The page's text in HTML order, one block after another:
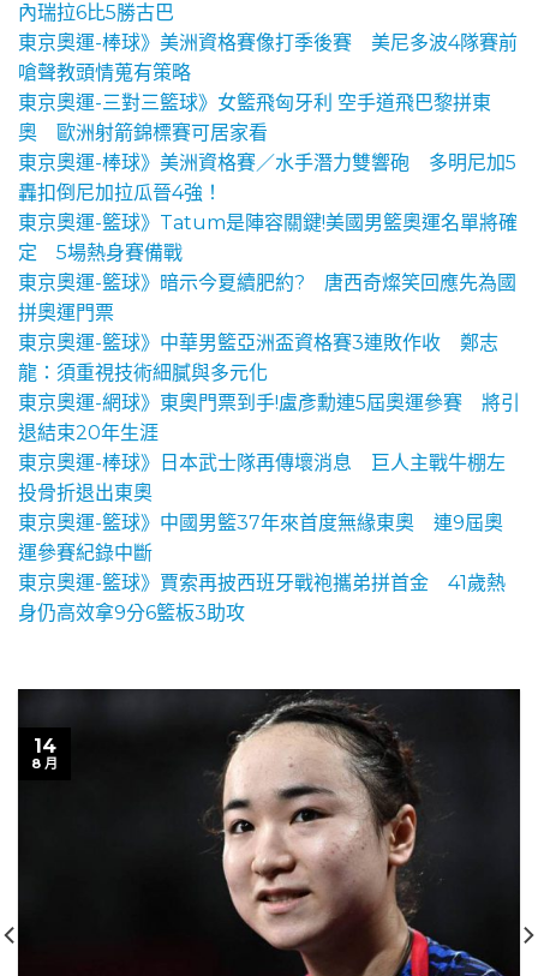
內瑞拉6比5勝古巴
東京奧運-棒球》美洲資格賽像打季後賽 美尼多波4隊賽前
嗆聲教頭情蒐有策略
東京奧運-三對三籃球》女籃飛匈牙利 空手道飛巴黎拼東
奧 歐洲射箭錦標賽可居家看
東京奧運-棒球》美洲資格賽／水手潛力雙響砲 多明尼加5
轟扣倒尼加拉瓜晉4強！
東京奧運-籃球》Tatum是陣容關鍵!美國男籃奧運名單將確
定 5場熱身賽備戰
東京奧運-籃球》暗示今夏續肥約? 唐西奇燦笑回應先為國
拼奧運門票
東京奧運-籃球》中華男籃亞洲盃資格賽3連敗作收 鄭志
龍：須重視技術細膩與多元化
東京奧運-網球》東奧門票到手!盧彥勳連5屆奧運參賽 將引
退結束20年生涯
東京奧運-棒球》日本武士隊再傳壞消息 巨人主戰牛棚左
投骨折退出東奧
東京奧運-籃球》中國男籃37年來首度無緣東奧 連9屆奧
運參賽紀錄中斷
東京奧運-籃球》賈索再披西班牙戰袍攜弟拼首金 41歲熱
身仍高效拿9分6籃板3助攻
14
8 月